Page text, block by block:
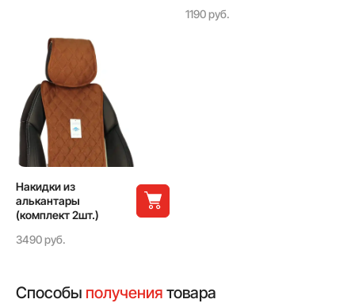
1190 руб.
Накидки из
алькантары
(комплект 2шт.)
3490 руб.
Способы получения товара